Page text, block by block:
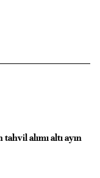
tahvil alımı altı ayın